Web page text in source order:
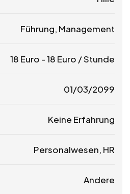
Führung, Management
18 Euro -18 Euro / Stunde
01/03/2099
Keine Erfahrung
Personalwesen, HR
Andere